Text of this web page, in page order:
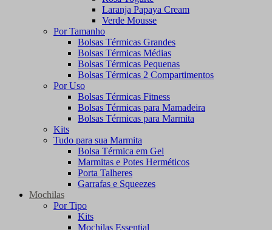
Laranja Papaya Cream
Verde Mousse
Por Tamanho
Bolsas Térmicas Grandes
Bolsas Térmicas Médias
Bolsas Térmicas Pequenas
Bolsas Térmicas 2 Compartimentos
Por Uso
Bolsas Térmicas Fitness
Bolsas Térmicas para Mamadeira
Bolsas Térmicas para Marmita
Kits
Tudo para sua Marmita
Bolsa Térmica em Gel
Marmitas e Potes Herméticos
Porta Talheres
Garrafas e Squeezes
Mochilas
Por Tipo
Kits
Mochilas Essential